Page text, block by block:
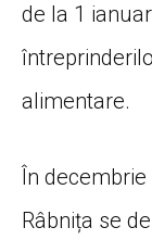
de la 1
alimentare.
În
Râbnița se